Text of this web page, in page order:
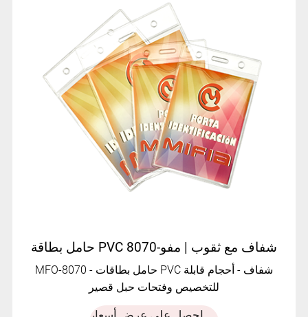
حامل بطاقة PVC شفاف مع ثقوب | مفو-8070
MFO-8070 - حامل بطاقات PVC شفاف - أحجام قابلة
للتخصيص وفتحات حبل قصير